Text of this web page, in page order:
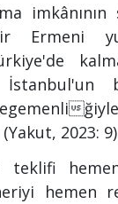
imkânının
Ermeni
İstanbul'un
ğ
(Yakut, 2023:
teklifi
hemen